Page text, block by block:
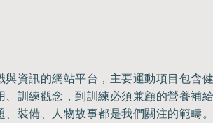
與資訊的網站平台，主要運動項目包含
訓練觀念，到訓練必須兼顧的營養補
裝備、人物故事都是我們關注的範疇